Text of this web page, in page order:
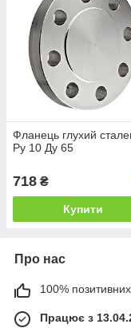
Фланець глухий
Ру 10 Ду 65
718 ₴
Купити
Про нас
100% позитивних
Працює з